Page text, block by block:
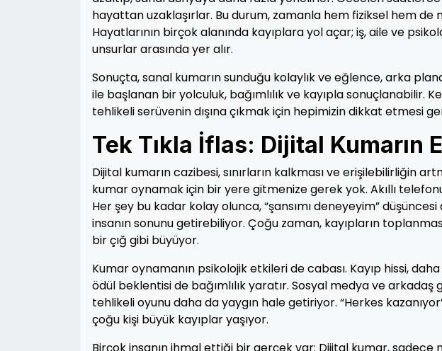
hayattan uzaklaşırlar. Bu durum, zamanla hem fiziksel hem de
Hayatlarının birçok alanında kayıplara yol açar; iş, aile ve
unsurlar arasında yer alır.
Sonuçta, sanal kumarın sunduğu kolaylık ve eğlence, arka
ile başlanan bir yolculuk, bağımlılık ve kayıpla sonuçlanabilir.
tehlikeli serüvenin dışına çıkmak için hepimizin dikkat etmesi
Tek Tıkla İflas: Dijital Kumarın
Dijital kumarın cazibesi, sınırların kalkması ve erişilebilirliğin
kumar oynamak için bir yere gitmenize gerek yok. Akıllı
Her şey bu kadar kolay olunca, “şansımı deneyeyim”
insanın sonunu getirebiliyor. Çoğu zaman, kayıpların
bir çığ gibi büyüyor.
Kumar oynamanın psikolojik etkileri de cabası. Kayıp hissi,
ödül beklentisi de bağımlılık yaratır. Sosyal medya ve arkadaş
tehlikeli oyunu daha da yaygın hale getiriyor. “Herkes
çoğu kişi büyük kayıplar yaşıyor.